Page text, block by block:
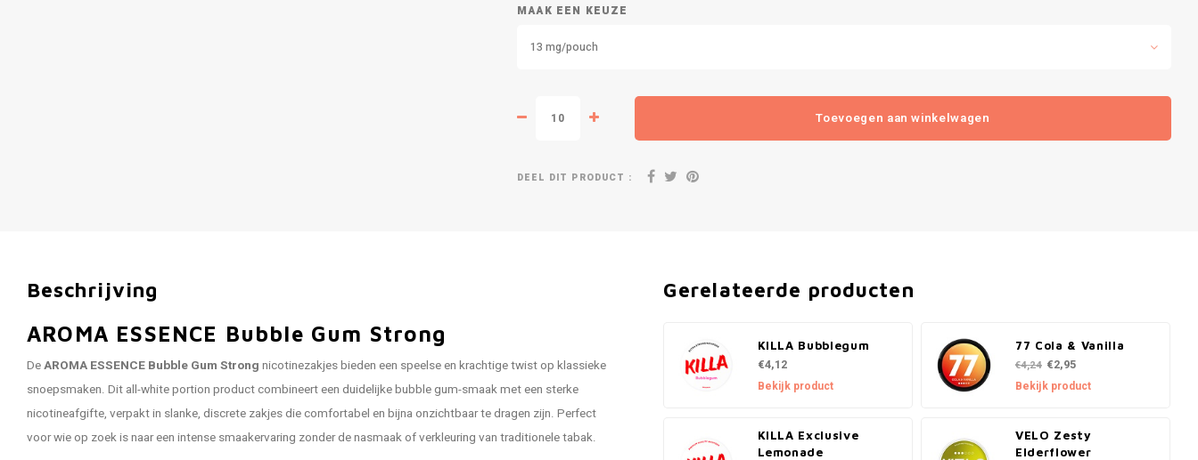
MAAK EEN KEUZE
13 mg/pouch
Toevoegen aan winkelwagen
DEEL DIT PRODUCT :
Beschrijving
AROMA ESSENCE Bubble Gum Strong
DeAROMA ESSENCE Bubble Gum Strong nicotinezakjes bieden een speelse en krachtige twist op klassieke
snoepsmaken. Dit all-white portion product combineert een duidelijke bubble gum-smaak met een sterke
nicotineafgifte, verpakt in slanke, discrete zakjes die comfortabel en bijna onzichtbaar te dragen zijn. Perfect
voor wie op zoek is naar een intense smaakervaring zonder de nasmaak of verkleuring van traditionele tabak.
Gerelateerde producten
KILLA Bubblegum
€4,12
Bekijk product
77 Cola & Vanilla
€4,24 €2,95
Bekijk product
KILLA Exclusive
Lemonade
VELO Zesty
Elderflower